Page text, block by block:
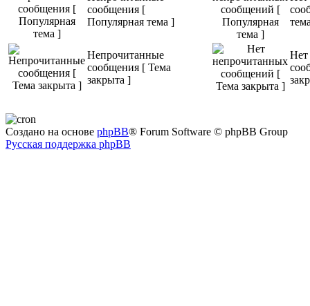
сообщения [
Популярная тема ]
Непрочитанные
сообщения [ Тема
закрыта ]
Нет
Создано на основе phpBB® Forum Software © phpBB Group
Русская поддержка phpBB